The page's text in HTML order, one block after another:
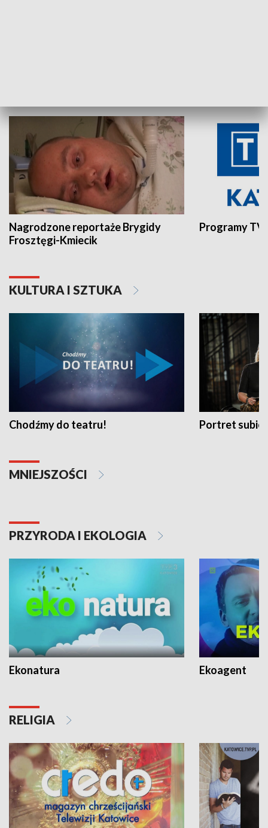
Nagrodzone reportaże Brygidy
Frosztęgi-Kmiecik
Programy
KULTURA I SZTUKA
Chodźmy do teatru! Portret
MNIEJSZOŚCI
PRZYRODA I EKOLOGIA
Ekonatura Ekoagent
RELIGIA